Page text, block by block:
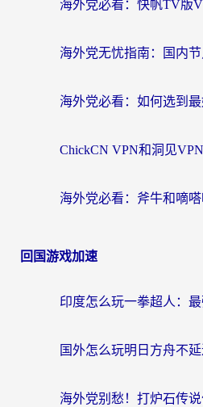
回国游戏加速